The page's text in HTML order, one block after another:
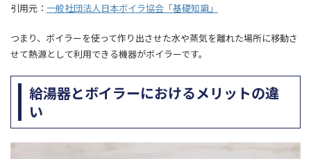
引用元： 一般社団法人日本ボイラ協会「基礎知識」
つまり、ボイラーを使って作り出させた水や蒸気を離れた場所に移動さ
せて熱源として利用できる機器がボイラーです。
給湯器とボイラーにおけるメリットの違
い